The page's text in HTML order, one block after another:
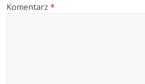
Komentarz*